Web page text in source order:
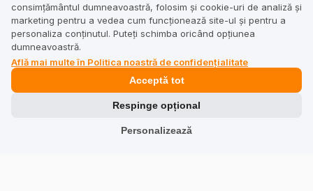
ANETA EDYTA verificat
5
Un rucsac grozav pentru o vacanță în oraș. Spațios,
confortabil, elegant. Execuție de înaltă calitate. Îți
6/20/2026
consimțământul dumneavoastră, folosim și cookie-uri de analiză și
marketing pentru a vedea cum funcționează site-ul și pentru a
personaliza conținutul. Puteți schimba oricând opțiunea
dumneavoastră.
Află mai multe în Politica noastră de confidențialitate
Personalizează
Respinge opțional
Acceptă tot